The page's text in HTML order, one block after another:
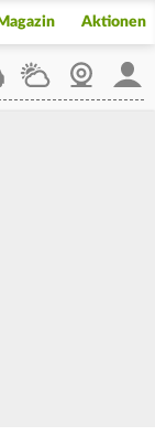
Magazin Aktionen
WetterWebcam